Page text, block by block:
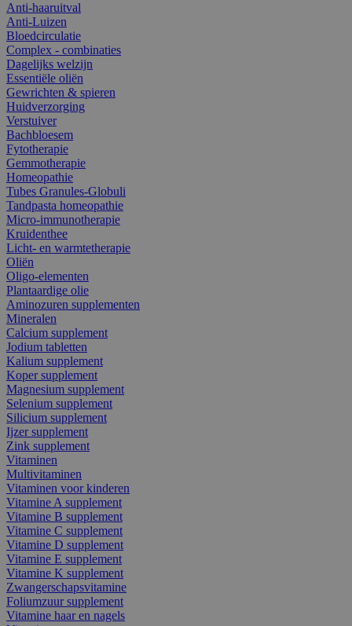
Anti-haaruitval
Anti-Luizen
Bloedcirculatie
Complex - combinaties
Dagelijks welzijn
Essentiële oliën
Gewrichten & spieren
Huidverzorging
Verstuiver
Bachbloesem
Fytotherapie
Gemmotherapie
Homeopathie
Tubes Granules-Globuli
Tandpasta homeopathie
Micro-immunotherapie
Kruidenthee
Licht- en warmtetherapie
Oliën
Oligo-elementen
Plantaardige olie
Aminozuren supplementen
Mineralen
Calcium supplement
Jodium tabletten
Kalium supplement
Koper supplement
Magnesium supplement
Selenium supplement
Silicium supplement
Ijzer supplement
Zink supplement
Vitaminen
Multivitaminen
Vitaminen voor kinderen
Vitamine A supplement
Vitamine B supplement
Vitamine C supplement
Vitamine D supplement
Vitamine E supplement
Vitamine K supplement
Zwangerschapsvitamine
Foliumzuur supplement
Vitamine haar en nagels